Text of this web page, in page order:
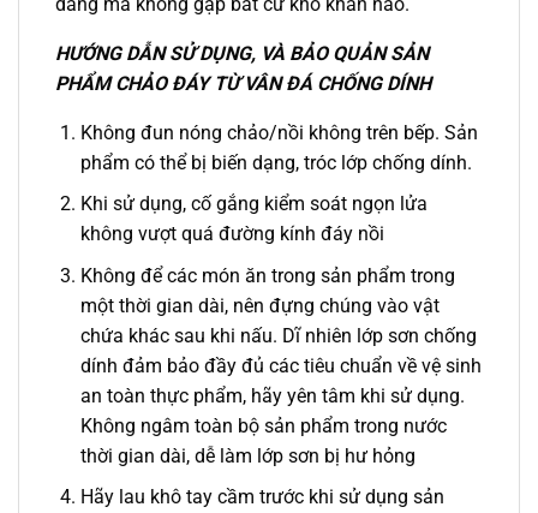
HƯỚNG DẪN SỬ DỤNG, VÀ BẢO QUẢN SẢN
PHẨM CHẢO ĐÁY TỪ VÂN ĐÁ CHỐNG DÍNH
Không đun nóng chảo/nồi không trên bếp. Sản
phẩm có thể bị biến dạng, tróc lớp chống dính.
Khi sử dụng, cố gắng kiểm soát ngọn lửa
không vượt quá đường kính đáy nồi
Không để các món ăn trong sản phẩm trong
một thời gian dài, nên đựng chúng vào vật
chứa khác sau khi nấu. Dĩ nhiên lớp sơn chống
dính đảm bảo đầy đủ các tiêu chuẩn về vệ sinh
an toàn thực phẩm, hãy yên tâm khi sử dụng.
Không ngâm toàn bộ sản phẩm trong nước
thời gian dài, dễ làm lớp sơn bị hư hỏng
Hãy lau khô tay cầm trước khi sử dụng sản